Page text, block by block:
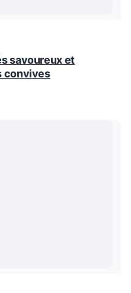
savoureux et
convives